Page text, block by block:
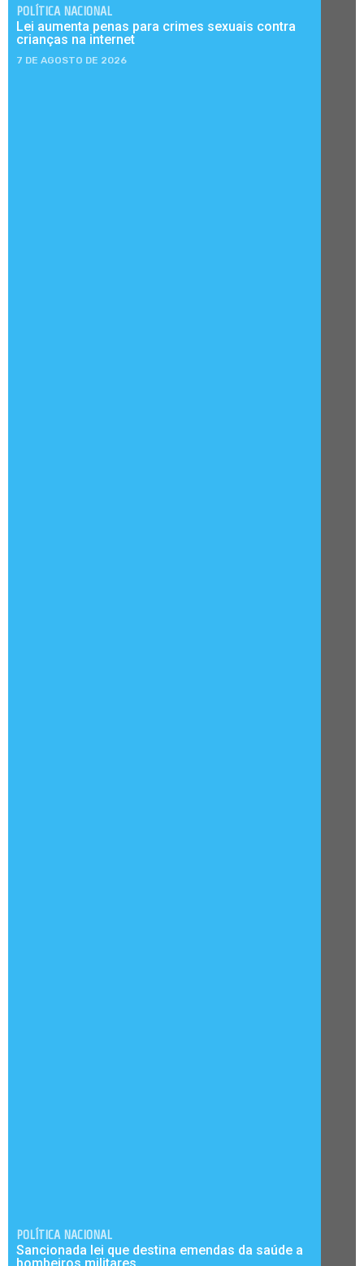
POLÍTICA NACIONAL
Lei aumenta penas para crimes sexuais contra
crianças na internet
7 DE AGOSTO DE 2026
POLÍTICA NACIONAL
Sancionada lei que destina emendas da saúde a
bombeiros militares